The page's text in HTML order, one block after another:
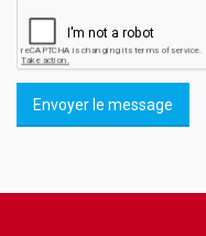
Envoyer le message